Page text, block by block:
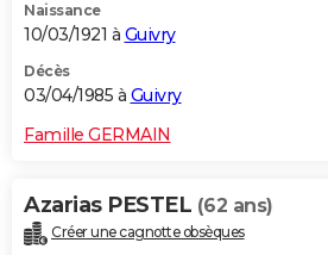
Naissance
10/03/1921 à Guivry
Décès
03/04/1985 à Guivry
Famille GERMAIN
Azarias PESTEL (62 ans)
Créer une cagnotte obsèques